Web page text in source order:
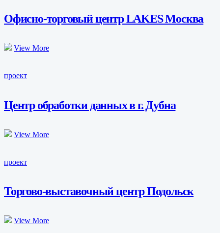
Офисно-торговый центр LAKES Москва
View More
проект
Центр обработки данных в г. Дубна
View More
проект
Торгово-выставочный центр Подольск
View More